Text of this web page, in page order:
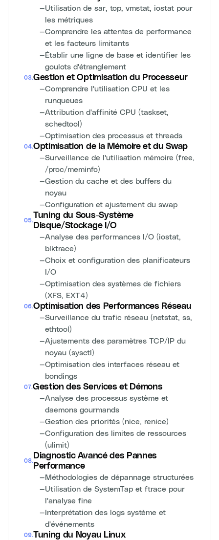
—Utilisation de sar, top, vmstat, iostat pour
les métriques
—Comprendre les attentes de performance
et les facteurs limitants
—Établir une ligne de base et identifier les
goulots d'étranglement
03.Gestion et Optimisation du Processeur
—Comprendre l'utilisation CPU et les
runqueues
—Attribution d'affinité CPU (taskset,
schedtool)
—Optimisation des processus et threads
04.Optimisation de la Mémoire et du Swap
—Surveillance de l'utilisation mémoire (free,
/proc/meminfo)
—Gestion du cache et des buffers du
noyau
—Configuration et ajustement du swap
05.
Tuning du Sous-Système
Disque/Stockage I/O
—Analyse des performances I/O (iostat,
blktrace)
—Choix et configuration des planificateurs
I/O
—Optimisation des systèmes de fichiers
(XFS, EXT4)
06.Optimisation des Performances Réseau
—Surveillance du trafic réseau (netstat, ss,
ethtool)
—Ajustements des paramètres TCP/IP du
noyau (sysctl)
—Optimisation des interfaces réseau et
bondings
07.Gestion des Services et Démons
—Analyse des processus système et
daemons gourmands
—Gestion des priorités (nice, renice)
—Configuration des limites de ressources
(ulimit)
08.
Diagnostic Avancé des Pannes
Performance
—Méthodologies de dépannage structurées
—Utilisation de SystemTap et ftrace pour
l'analyse fine
—Interprétation des logs système et
d'événements
09.Tuning du Noyau Linux